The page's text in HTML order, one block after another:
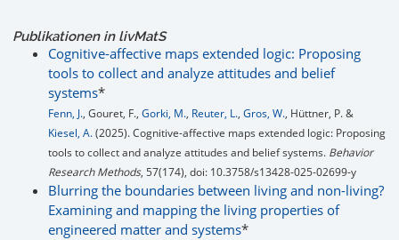
Publikationen in livMatS
Cognitive-affective maps extended logic: Proposing
tools to collect and analyze attitudes and belief
systems*
Fenn, J., Gouret, F., Gorki, M., Reuter, L., Gros, W., Hüttner, P. &
Kiesel, A.(2025). Cognitive-affective maps extended logic: Proposing
tools to collect and analyze attitudes and belief systems. Behavior
Research Methods, 57(174), doi: 10.3758/s13428-025-02699-y
Blurring the boundaries between living and non-living?
Examining and mapping the living properties of
engineered matter and systems*